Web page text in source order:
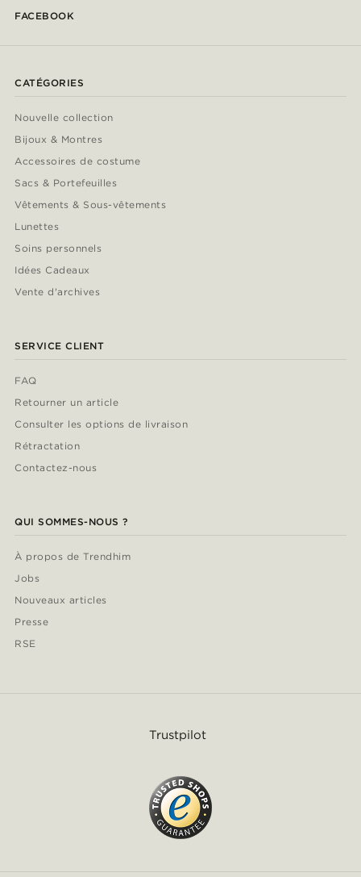
FACEBOOK
CATÉGORIES
Nouvelle collection
Bijoux & Montres
Accessoires de costume
Sacs & Portefeuilles
Vêtements & Sous-vêtements
Lunettes
Soins personnels
Idées Cadeaux
Vente d'archives
SERVICE CLIENT
FAQ
Retourner un article
Consulter les options de livraison
Rétractation
Contactez-nous
QUI SOMMES-NOUS ?
À propos de Trendhim
Jobs
Nouveaux articles
Presse
RSE
Trustpilot